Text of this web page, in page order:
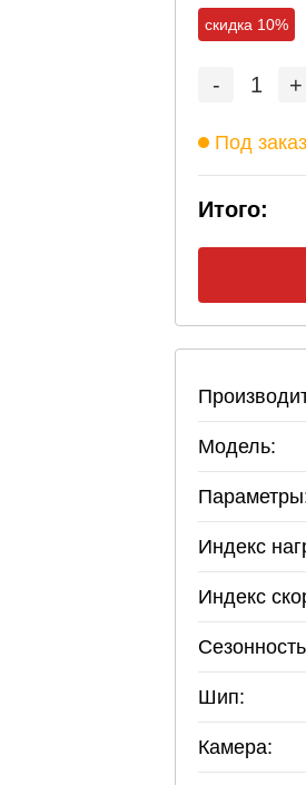
скидка 10%
- 1 +
Под заказ
Итого:
Модель:
Индекс
Индекс
Шип:
Камера: